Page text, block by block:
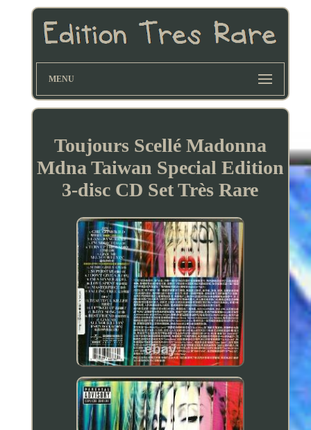
MENU
Toujours Scellé Madonna
Mdna Taiwan Special Edition
3-disc CD Set Très Rare